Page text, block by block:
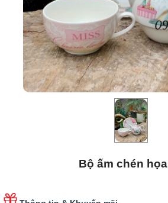
Bộ ấm chén